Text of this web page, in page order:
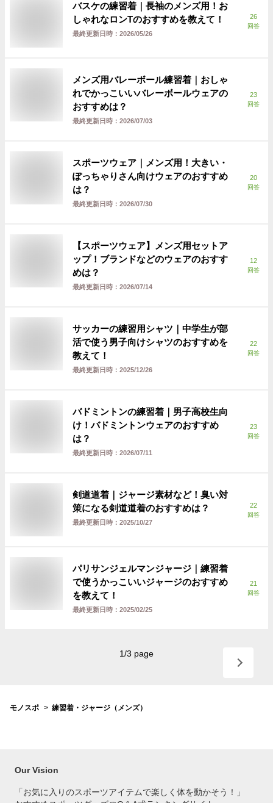
バスケの練習着｜長袖のメンズ用！お
しゃれなロンTのおすすめを教えて！
最終更新日時： 2026/05/26
26
回答
メンズ用バレーボール練習着｜おしゃ
れでかっこいいバレーボールウェアの
おすすめは？
最終更新日時： 2026/07/03
23
回答
スポーツウェア｜メンズ用！大きい・
ぽっちゃりさん向けウェアのおすすめ
は？
最終更新日時： 2026/07/30
20
回答
【スポーツウェア】メンズ用セットア
ップ！ブランドなどのウェアのおすす
めは？
最終更新日時： 2026/07/14
12
回答
サッカーの練習用シャツ｜中学生が部
活で使う男子向けシャツのおすすめを
教えて！
最終更新日時： 2025/12/26
22
回答
バドミントンの練習着｜男子高校生向
け！バドミントンウェアのおすすめ
は？
最終更新日時： 2026/07/11
23
回答
剣道道着｜ジャージ素材など！臭い対
策になる剣道道着のおすすめは？
最終更新日時： 2025/10/27
22
回答
パリサンジェルマンジャージ｜練習着
で使うかっこいいジャージのおすすめ
を教えて！
最終更新日時： 2025/02/25
21
回答
1/3 page
モノスポ 練習着・ジャージ（メンズ）
Our Vision
「お気に入りのスポーツアイテムで楽しく体を動かそう！」